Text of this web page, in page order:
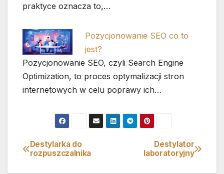
praktyce oznacza to,…
Pozycjonowanie SEO co to
jest?
Pozycjonowanie SEO, czyli Search Engine
Optimization, to proces optymalizacji stron
internetowych w celu poprawy ich…
Nawigacja
Destylator
laboratoryjny
Destylarka do
rozpuszczalnika